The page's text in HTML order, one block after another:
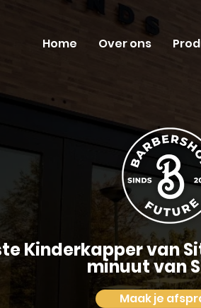
Home Over ons
Kinderkapper van
minuut van
Maak je